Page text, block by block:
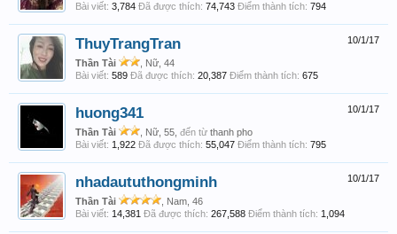
Bài viết: 3,784 Đã được thích: 74,743 Điểm thành tích: 794
10/1/17
ThuyTrangTran
Thần Tài
, Nữ, 44
Bài viết: 589 Đã được thích: 20,387 Điểm thành tích: 675
10/1/17
huong341
Thần Tài , Nữ, 55, đến từ thanh pho
Bài viết: 1,922 Đã được thích: 55,047 Điểm thành tích: 795
10/1/17
nhadaututhongminh
Thần Tài
, Nam, 46
Bài viết: 14,381 Đã được thích: 267,588 Điểm thành tích: 1,094